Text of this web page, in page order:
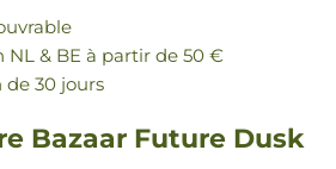
NL & BE à partir de 50 €
de 30 jours
Bazaar Future Dusk